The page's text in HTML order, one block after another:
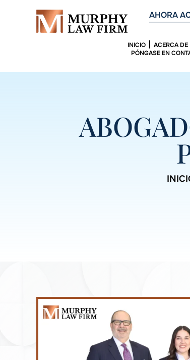
AHORA
INICIO ACERCA DE
PÓNGASE EN